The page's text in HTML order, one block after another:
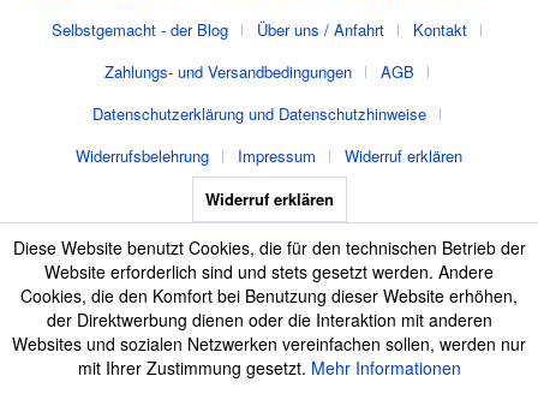
Selbstgemacht - der Blog
Über uns / Anfahrt
Kontakt
Zahlungs- und Versandbedingungen
AGB
Datenschutzerklärung und Datenschutzhinweise
Widerrufsbelehrung
Impressum
Widerruf erklären
Widerruf erklären
Diese Website benutzt Cookies, die für den technischen Betrieb der
Website erforderlich sind und stets gesetzt werden. Andere
Cookies, die den Komfort bei Benutzung dieser Website erhöhen,
der Direktwerbung dienen oder die Interaktion mit anderen
Websites und sozialen Netzwerken vereinfachen sollen, werden nur
mit Ihrer Zustimmung gesetzt. Mehr Informationen